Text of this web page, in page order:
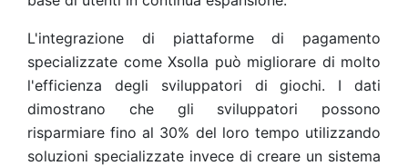
L'integrazione di piattaforme di pagamento
specializzate come Xsolla può migliorare di molto
l'efficienza degli sviluppatori di giochi. I dati
dimostrano che gli sviluppatori possono
risparmiare fino al 30% del loro tempo utilizzando
soluzioni specializzate invece di creare un sistema